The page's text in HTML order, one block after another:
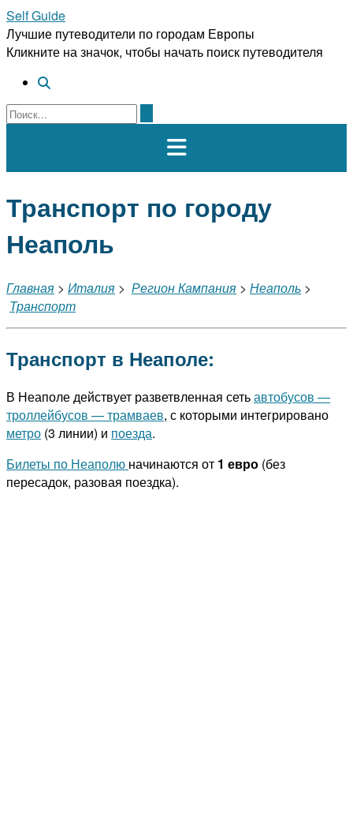
Перейти
к
содержимому
Self Guide
Лучшие путеводители по городам Европы
Кликните на значок, чтобы начать поиск путеводителя
Транспорт по городу
Неаполь
Главная > Италия > Регион Кампания > Неаполь >
Транспорт
Транспорт в Неаполе:
В Неаполе действует разветвленная сетьавтобусов —
троллейбусов — трамваев, с которыми интегрировано
метро (3 линии) и поезда.
Билеты по Неаполю начинаются от 1 евро (без
пересадок, разовая поездка).